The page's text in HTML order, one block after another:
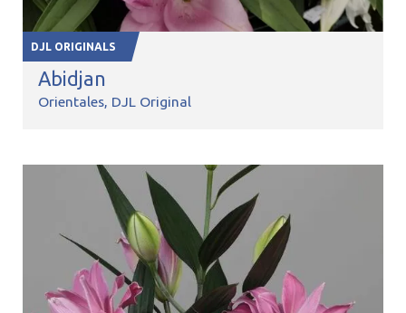
DJL ORIGINALS
Abidjan
Orientales DJL Original